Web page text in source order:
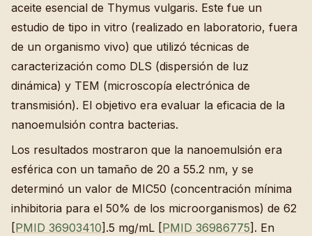
aceite esencial de Thymus vulgaris. Este fue un
estudio de tipo in vitro (realizado en laboratorio, fuera
de un organismo vivo) que utilizó técnicas de
caracterización como DLS (dispersión de luz
dinámica) y TEM (microscopía electrónica de
transmisión). El objetivo era evaluar la eficacia de la
nanoemulsión contra bacterias.
Los resultados mostraron que la nanoemulsión era
esférica con un tamaño de 20 a 55.2 nm, y se
determinó un valor de MIC50 (concentración mínima
inhibitoria para el 50% de los microorganismos) de 62
[PMID 36903410].5 mg/mL [PMID 36986775]. En